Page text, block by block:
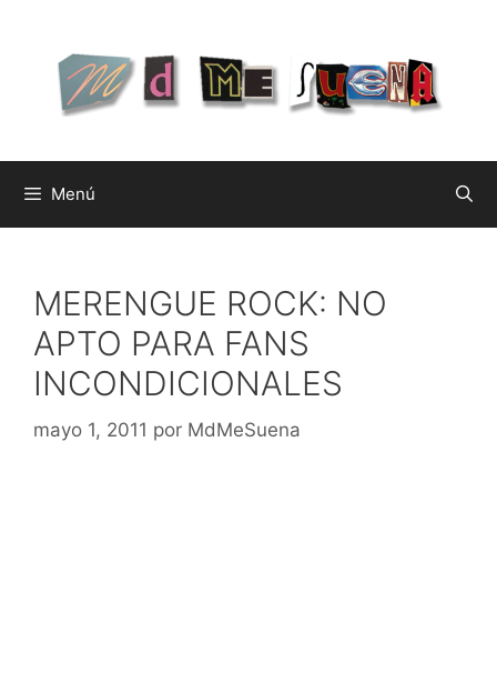
contenido
Menú
MERENGUE ROCK: NO
APTO PARA FANS
INCONDICIONALES
mayo 1, 2011 por MdMeSuena